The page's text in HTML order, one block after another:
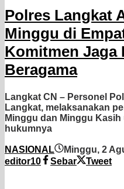
Polres Langkat
Minggu di
Komitmen Jaga
Beragama
Langkat CN – Personel
Langkat, melaksanakan
Minggu dan Minggu
hukumnya
NASIONAL Minggu, 2
editor10
Sebar Tweet